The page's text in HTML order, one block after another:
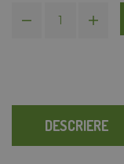
DESCRIERE